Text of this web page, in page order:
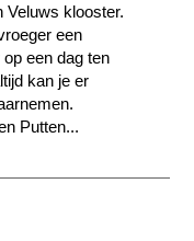
Veluws klooster.
een
een dag ten
kan je er
Putten...